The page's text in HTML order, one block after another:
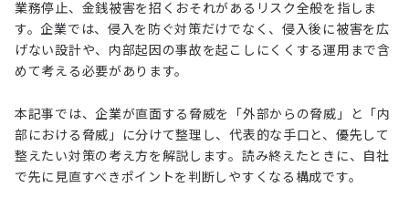
業務停止、金銭被害を招くおそれがあるリスク全般を指しま
す。企業では、侵入を防ぐ対策だけでなく、侵入後に被害を広
げない設計や、内部起因の事故を起こしにくくする運用まで含
めて考える必要があります。
本記事では、企業が直面する脅威を「外部からの脅威」と「内
部における脅威」に分けて整理し、代表的な手口と、優先して
整えたい対策の考え方を解説します。読み終えたときに、自社
で先に見直すべきポイントを判断しやすくなる構成です。